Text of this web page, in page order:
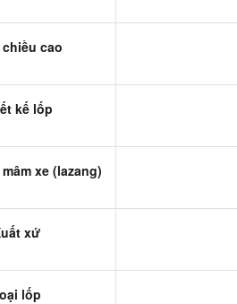
chiều cao
kế lốp
xe (lazang)
xứ
lốp